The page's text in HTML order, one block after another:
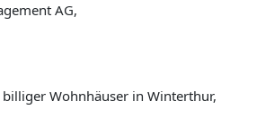
AG,
Wohnhäuser in Winterthur,